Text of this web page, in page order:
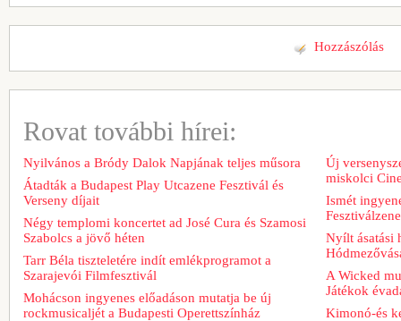
Hozzászólás
Rovat további hírei:
Nyilvános a Bródy Dalok Napjának teljes műsora
Átadták a Budapest Play Utcazene Fesztivál és
Verseny díjait
Négy templomi koncertet ad José Cura és Szamosi
Szabolcs a jövő héten
Tarr Béla tiszteletére indít emlékprogramot a
Szarajevói Filmfesztivál
Mohácson ingyenes előadáson mutatja be új
rockmusicaljét a Budapesti Operettszínház
Új
miskolci
Ismét
Nyílt ásatási
A Wicked
Játékok
Kimonó-és